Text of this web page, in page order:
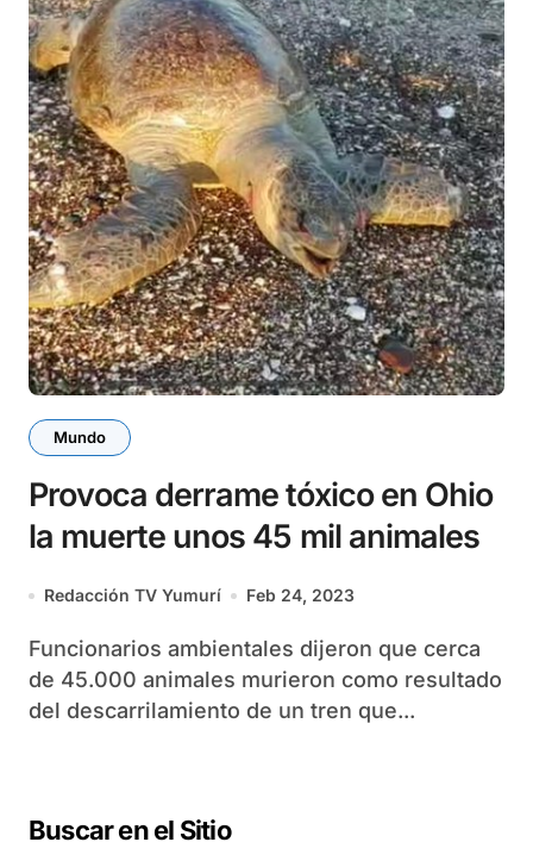
Mundo
Provoca derrame tóxico en Ohio
la muerte unos 45 mil animales
Redacción TV Yumurí Feb 24, 2023
Funcionarios ambientales dijeron que cerca
de 45.000 animales murieron como resultado
del descarrilamiento de un tren que...
Buscar en el Sitio